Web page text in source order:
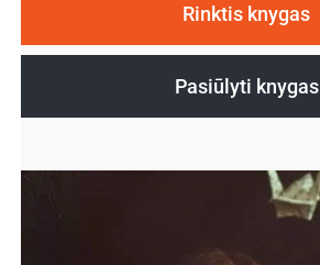
Rinktis knygas
Pasiūlyti knygas